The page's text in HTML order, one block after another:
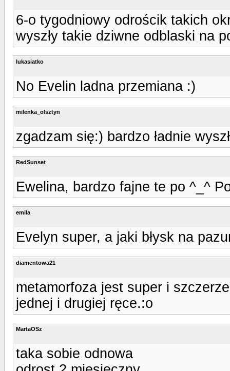
6-o tygodniowy odrościk takich
wyszły takie dziwne odblaski na
lukasiatko
No Evelin ladna przemiana :)
milenka_olsztyn
zgadzam się:) bardzo ładnie
RedSunset
Ewelina, bardzo fajne te po ^_^
emila
Evelyn super, a jaki błysk na
diamentowa21
metamorfoza jest super i
jednej i drugiej ręce.:o
MartaOSz
taka sobie odnowa